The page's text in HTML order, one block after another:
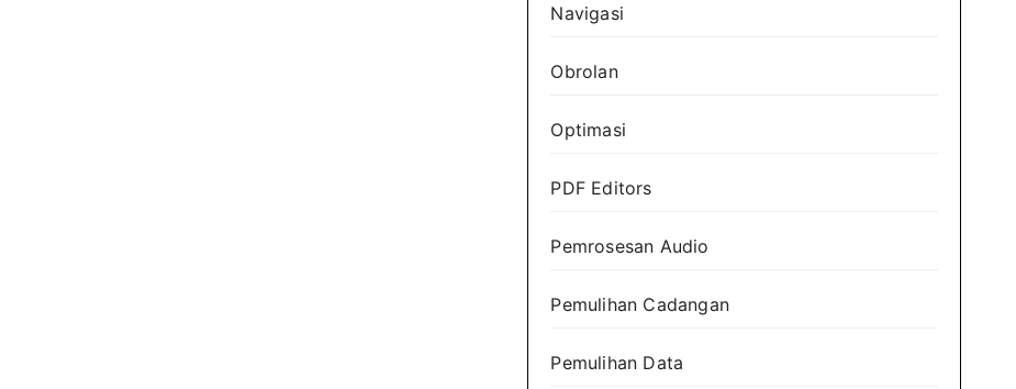
Navigasi
Obrolan
Optimasi
PDF Editors
Pemrosesan Audio
Pemulihan Cadangan
Pemulihan Data